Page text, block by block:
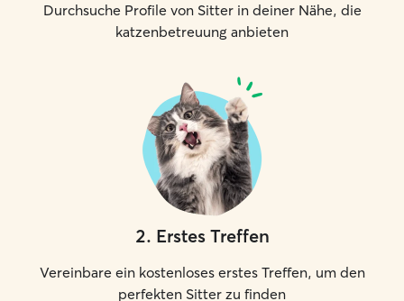
Durchsuche Profile von Sitter in deiner Nähe, die
katzenbetreuung anbieten
2. Erstes Treffen
Vereinbare ein kostenloses erstes Treffen, um den
perfekten Sitter zu finden